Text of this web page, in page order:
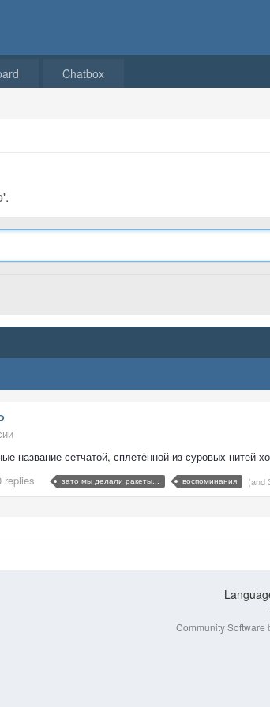
Chatbox
название сетчатой, сплетённой из суровых нитей
replies зато мы делали ракеты... воспоминания (and
Community Software